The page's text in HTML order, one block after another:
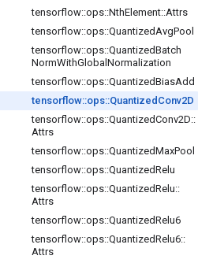
tensorflow::ops::NthElement::Attrs
tensorflow::ops::QuantizedAvgPool
tensorflow::ops::QuantizedBatch
NormWithGlobal Normalization
tensorflow::ops::QuantizedBiasAdd
tensorflow::ops::Quantized Conv2D
tensorflow::ops::QuantizedConv2D::
Attrs
tensorflow::ops::QuantizedMaxPool
tensorflow::ops::QuantizedRelu
tensorflow::ops::QuantizedRelu::
Attrs
tensorflow::ops::QuantizedRelu6
tensorflow::ops::QuantizedRelu6::
Attrs